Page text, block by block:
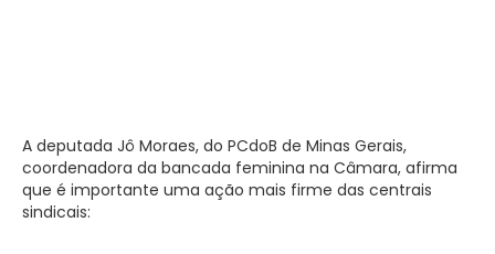
A deputada Jô Moraes, do PCdoB de Minas Gerais,
coordenadora da bancada feminina na Câmara, afirma
que é importante uma ação mais firme das centrais
sindicais: